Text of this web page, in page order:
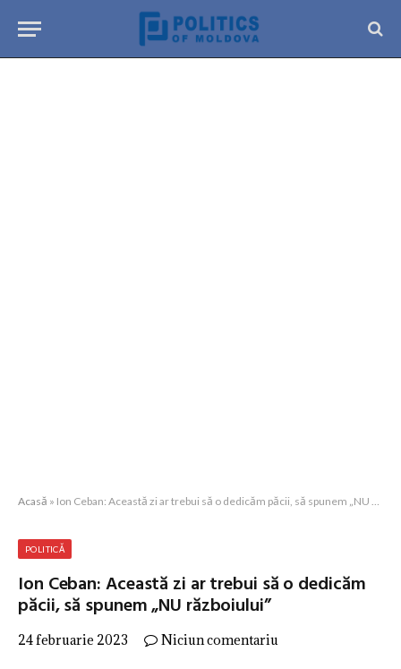
Acasă » Ion Ceban: Această zi ar trebui să o dedicăm păcii, să spunem „NU războiului”
POLITICĂ
Ion Ceban: Această zi ar trebui să o dedicăm
păcii, să spunem „NU războiului”
24 februarie 2023 Niciun comentariu